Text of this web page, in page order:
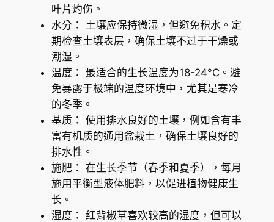
叶片灼伤。
水分： 土壤应保持微湿，但避免积水。定
期检查土壤表层，确保土壤不过于干燥或
潮湿。
温度： 最适合的生长温度为18-24°C。避
免暴露于极端的温度环境中，尤其是寒冷
的冬季。
基质： 使用排水良好的土壤，例如含有丰
富有机质的通用盆栽土，确保土壤良好的
排水性。
施肥： 在生长季节（春季和夏季），每月
施用平衡型液体肥料，以促进植物健康生
长。
湿度： 红背椒草喜欢较高的湿度，但可以